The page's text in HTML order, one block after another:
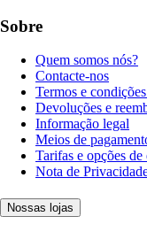
Sobre
Quem somos nós?
Contacte-nos
Termos e
Devoluções e
Informação legal
Meios de
Tarifas e opções
Nota de
Nossas lojas